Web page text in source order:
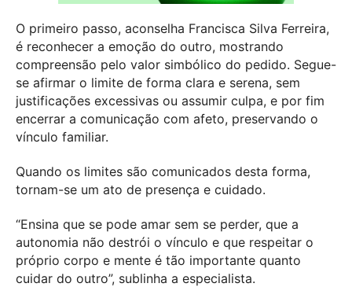
O primeiro passo, aconselha Francisca Silva Ferreira,
é reconhecer a emoção do outro, mostrando
compreensão pelo valor simbólico do pedido. Segue-
se afirmar o limite de forma clara e serena, sem
justificações excessivas ou assumir culpa, e por fim
encerrar a comunicação com afeto, preservando o
vínculo familiar.
Quando os limites são comunicados desta forma,
tornam-se um ato de presença e cuidado.
“Ensina que se pode amar sem se perder, que a
autonomia não destrói o vínculo e que respeitar o
próprio corpo e mente é tão importante quanto
cuidar do outro”, sublinha a especialista.